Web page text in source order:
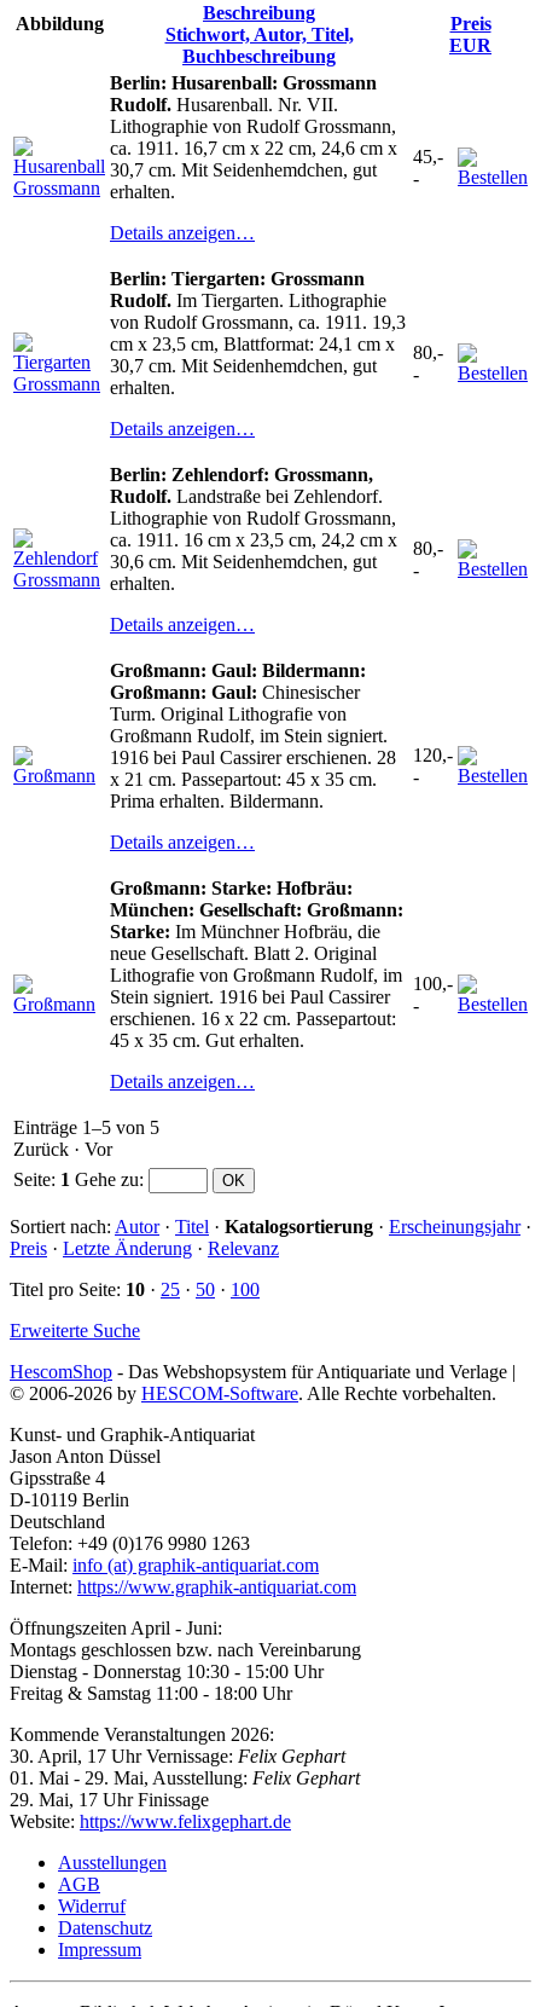
Abbildung
Beschreibung
Stichwort, Autor, Titel,
Buchbeschreibung
Preis
EUR
Berlin: Husarenball: Grossmann
Rudolf. Husarenball. Nr. VII.
Lithographie von Rudolf Grossmann,
ca. 1911. 16,7 cm x 22 cm, 24,6 cm x
30,7 cm. Mit Seidenhemdchen, gut
erhalten.
Details anzeigen…
45,-
-
Berlin: Tiergarten: Grossmann
Rudolf. Im Tiergarten. Lithographie
von Rudolf Grossmann, ca. 1911. 19,3
cm x 23,5 cm, Blattformat: 24,1 cm x
30,7 cm. Mit Seidenhemdchen, gut
erhalten.
Details anzeigen…
80,-
-
Berlin: Zehlendorf: Grossmann,
Rudolf. Landstraße bei Zehlendorf.
Lithographie von Rudolf Grossmann,
ca. 1911. 16 cm x 23,5 cm, 24,2 cm x
30,6 cm. Mit Seidenhemdchen, gut
erhalten.
Details anzeigen…
80,-
-
Großmann: Gaul: Bildermann:
Großmann: Gaul: Chinesischer
Turm. Original Lithografie von
Großmann Rudolf, im Stein signiert.
1916 bei Paul Cassirer erschienen. 28
x 21 cm. Passepartout: 45 x 35 cm.
Prima erhalten. Bildermann.
Details anzeigen…
120,-
-
Großmann: Starke: Hofbräu:
München: Gesellschaft: Großmann:
Starke: Im Münchner Hofbräu, die
neue Gesellschaft. Blatt 2. Original
Lithografie von Großmann Rudolf, im
Stein signiert. 1916 bei Paul Cassirer
erschienen. 16 x 22 cm. Passepartout:
45 x 35 cm. Gut erhalten.
Details anzeigen…
100,-
-
Einträge 1–5 von 5
Zurück · Vor
Seite: 1 Gehe zu:
Sortiert nach: Autor· Titel · Katalogsortierung · Erscheinungsjahr·
Preis · Letzte Änderung · Relevanz
Titel pro Seite: 10 · 25 · 50 · 100
Erweiterte Suche
HescomShop - Das Webshopsystem für Antiquariate und Verlage |
© 2006-2026 by HESCOM-Software. Alle Rechte vorbehalten.
Kunst- und Graphik-Antiquariat
Jason Anton Düssel
Gipsstraße 4
D-10119 Berlin
Deutschland
Telefon: +49 (0)176 9980 1263
E-Mail: info (at) graphik-antiquariat.com
Internet: https://www.graphik-antiquariat.com
Öffnungszeiten April - Juni:
Montags geschlossen bzw. nach Vereinbarung
Dienstag - Donnerstag 10:30 - 15:00 Uhr
Freitag & Samstag 11:00 - 18:00 Uhr
Kommende Veranstaltungen 2026:
30. April, 17 Uhr Vernissage: Felix Gephart
01. Mai - 29. Mai, Ausstellung: Felix Gephart
29. Mai, 17 Uhr Finissage
Website: https://www.felixgephart.de
Ausstellungen
AGB
Widerruf
Datenschutz
Impressum